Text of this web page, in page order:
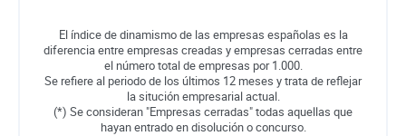
El índice de dinamismo de las empresas españolas es la
diferencia entre empresas creadas y empresas cerradas entre
el número total de empresas por 1.000.
Se refiere al periodo de los últimos 12 meses y trata de reflejar
la situción empresarial actual.
(*) Se consideran "Empresas cerradas" todas aquellas que
hayan entrado en disolución o concurso.